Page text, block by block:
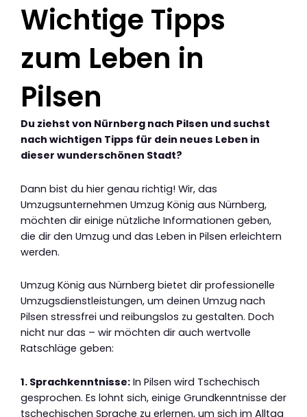
Wichtige Tipps
zum Leben in
Pilsen
Du ziehst von Nürnberg nach Pilsen und suchst
nach wichtigen Tipps für dein neues Leben in
dieser wunderschönen Stadt?
Dann bist du hier genau richtig! Wir, das
Umzugsunternehmen Umzug König aus Nürnberg,
möchten dir einige nützliche Informationen geben,
die dir den Umzug und das Leben in Pilsen erleichtern
werden.
Umzug König aus Nürnberg bietet dir professionelle
Umzugsdienstleistungen, um deinen Umzug nach
Pilsen stressfrei und reibungslos zu gestalten. Doch
nicht nur das – wir möchten dir auch wertvolle
Ratschläge geben:
1. Sprachkenntnisse: In Pilsen wird Tschechisch
gesprochen. Es lohnt sich, einige Grundkenntnisse der
tschechischen Sprache zu erlernen, um sich im Alltag